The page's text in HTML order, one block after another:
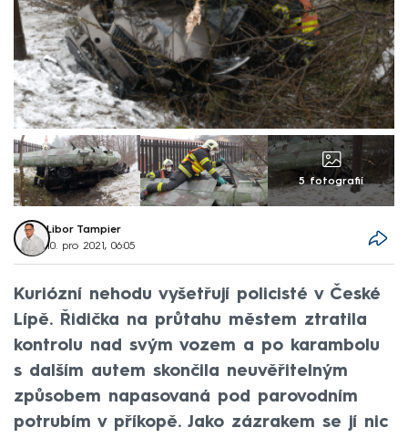
5 fotografií
Libor Tampier
10. pro 2021, 06:05
Kuriózní nehodu vyšetřují policisté v České
Lípě. Řidička na průtahu městem ztratila
kontrolu nad svým vozem a po karambolu
s dalším autem skončila neuvěřitelným
způsobem napasovaná pod parovodním
potrubím v příkopě. Jako zázrakem se jí nic